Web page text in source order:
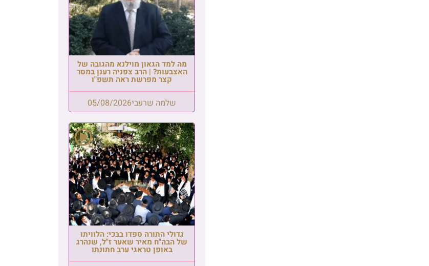
מה למד הגאון מוילנא מהגובה של
האצבעות? | הרב צפניה רענן במסר
קצר מפרשת ראה תשפ"ו
שלמה שרעבי05/08/2026
גדולי התורה ספדו בבכי: הלוויתו
של הבה"ח מאיר שאער ז"ל, שנהרג
באופן טראגי ערב חתונתו